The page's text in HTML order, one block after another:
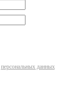
персональных данных